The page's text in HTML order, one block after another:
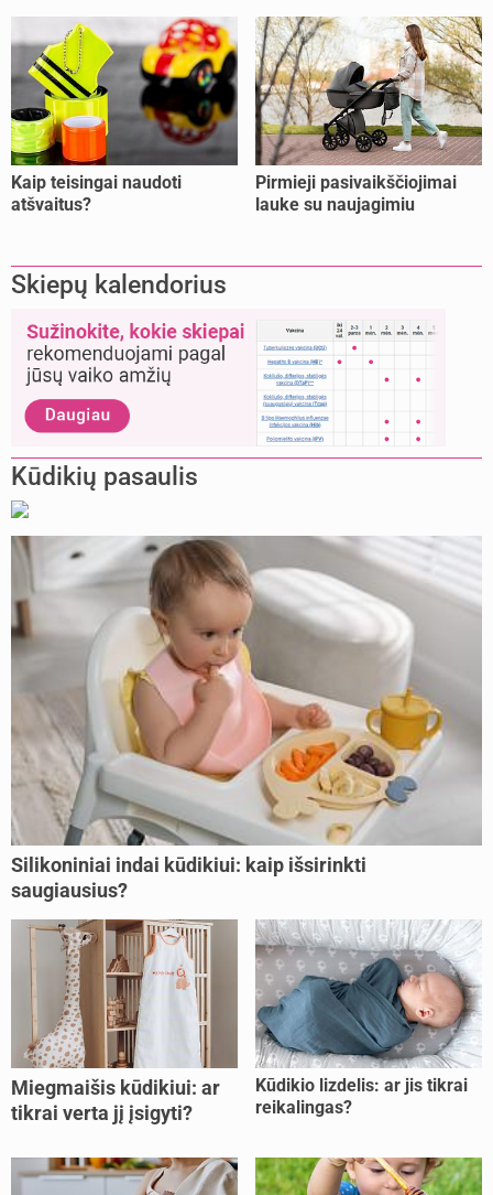
Kaip teisingai naudoti
atšvaitus?
Pirmieji pasivaikščiojimai
lauke su naujagimiu
Skiepų kalendorius
Kūdikių pasaulis
Silikoniniai indai kūdikiui: kaip išsirinkti
saugiausius?
Miegmaišis kūdikiui: ar
tikrai verta jį įsigyti?
Kūdikio lizdelis: ar jis tikrai
reikalingas?